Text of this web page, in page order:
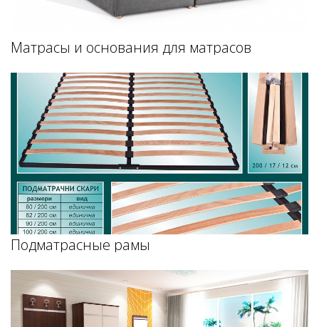
Матрасы и основания для матрасов
Подматрасные рамы